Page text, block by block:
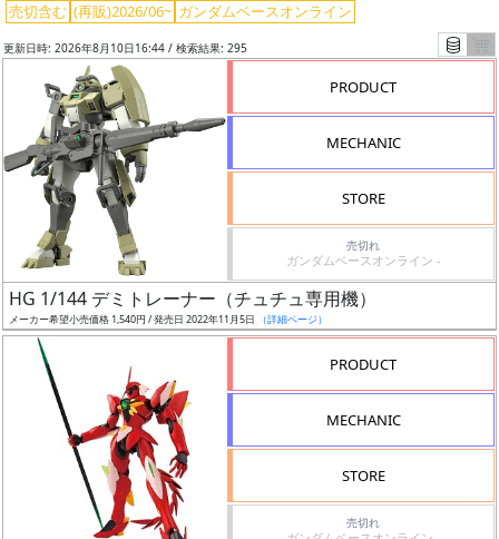
売切含む (再販)2026/06~ ガンダムベースオンライン
フ
リ
ー
更新日時: 2026年8月10日16:44 / 検索結果: 295
PRODUCT
MECHANIC
STORE
売切れ
ガンダムベースオンライン -
HG 1/144 デミトレーナー（チュチュ専用機）
メーカー希望小売価格 1,540円 / 発売日 2022年11月5日 （詳細ページ）
PRODUCT
MECHANIC
STORE
売切れ